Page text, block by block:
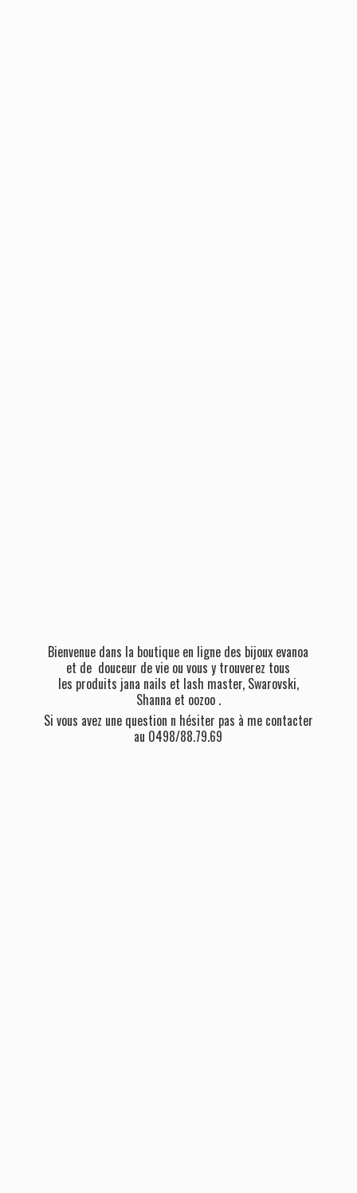
Bienvenue dans la boutique en ligne des bijoux evanoa
et de douceur de vie ou vous y trouverez tous
les produits jana nails et lash master, Swarovski,
Shanna et oozoo .
Si vous avez une question n hésiter pas à me contacter
au 0498/88.79.69